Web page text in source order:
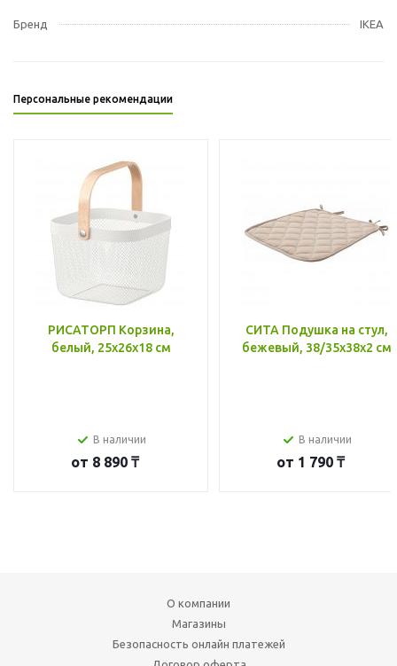
Бренд IKEA
Персональные рекомендации
РИСАТОРП Корзина,
белый, 25x26x18 см
В наличии
от 8 890 ₸
СИТА Подушка на стул,
бежевый, 38/35x38x2 см
В наличии
от 1 790 ₸
О компании
Магазины
Безопасность онлайн платежей